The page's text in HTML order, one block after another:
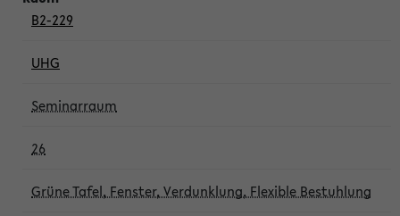
B2-229
UHG
Seminarraum
26
Grüne Tafel, Fenster, Verdunklung, Flexible Bestuhlung